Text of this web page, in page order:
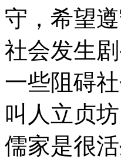
守，希望
社会发生
一些阻碍
叫人立贞
儒家是很